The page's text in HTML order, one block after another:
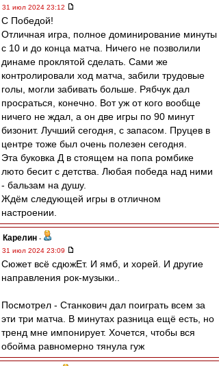
31 июл 2024 23:12
С Победой!
Отличная игра, полное доминирование минуты
с 10 и до конца матча. Ничего не позволили
динаме проклятой сделать. Сами же
контролировали ход матча, забили трудовые
голы, могли забивать больше. Рябчук дал
просраться, конечно. Вот уж от кого вообще
ничего не ждал, а он две игры по 90 минут
бизонит. Лучший сегодня, с запасом. Пруцев в
центре тоже был очень полезен сегодня.
Эта буковка Д в стоящем на попа ромбике
люто бесит с детства. Любая победа над ними
- бальзам на душу.
Ждём следующей игры в отличном
настроении.
Карелин -
31 июл 2024 23:09
Сюжет всё сдюжЕт. И ямб, и хорей. И другие
направления рок-музыки..
Посмотрел - Станкович дал поиграть всем за
эти три матча. В минутах разница ещё есть, но
тренд мне импонирует. Хочется, чтобы вся
обойма равномерно тянула гуж